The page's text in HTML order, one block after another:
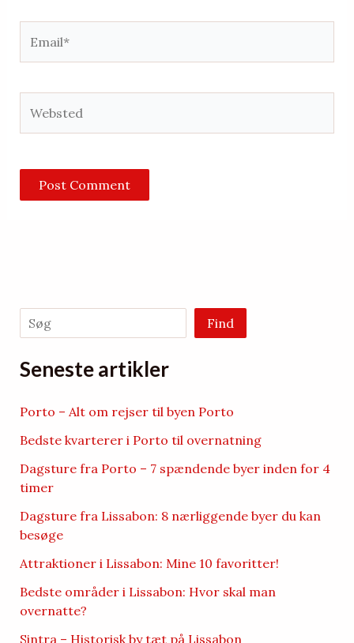
Søg Find
Seneste artikler
Porto – Alt om rejser til byen Porto
Bedste kvarterer i Porto til overnatning
Dagsture fra Porto – 7 spændende byer inden for 4
timer
Dagsture fra Lissabon: 8 nærliggende byer du kan
besøge
Attraktioner i Lissabon: Mine 10 favoritter!
Bedste områder i Lissabon: Hvor skal man
overnatte?
Sintra – Historisk by tæt på Lissabon